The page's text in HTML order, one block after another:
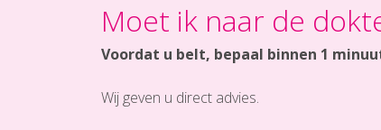
Moet ik naar de
Voordat u belt, bepaal binnen 1
Wij geven u direct advies.